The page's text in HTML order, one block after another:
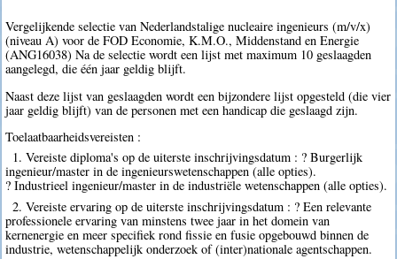
Vergelijkende selectie van Nederlandstalige nucleaire ingenieurs (m/v/x)
(niveau A) voor de FOD Economie, K.M.O., Middenstand en Energie
(ANG16038) Na de selectie wordt een lijst met maximum 10 geslaagden
aangelegd, die één jaar geldig blijft.
Naast deze lijst van geslaagden wordt een bijzondere lijst opgesteld (die vier
jaar geldig blijft) van de personen met een handicap die geslaagd zijn.
Toelaatbaarheidsvereisten :
1. Vereiste diploma's op de uiterste inschrijvingsdatum : ? Burgerlijk
ingenieur/master in de ingenieurswetenschappen (alle opties).
? Industrieel ingenieur/master in de industriële wetenschappen (alle opties).
2. Vereiste ervaring op de uiterste inschrijvingsdatum : ? Een relevante
professionele ervaring van minstens twee jaar in het domein van
kernenergie en meer specifiek rond fissie en fusie opgebouwd binnen de
industrie, wetenschappelijk onderzoek of (inter)nationale agentschappen.